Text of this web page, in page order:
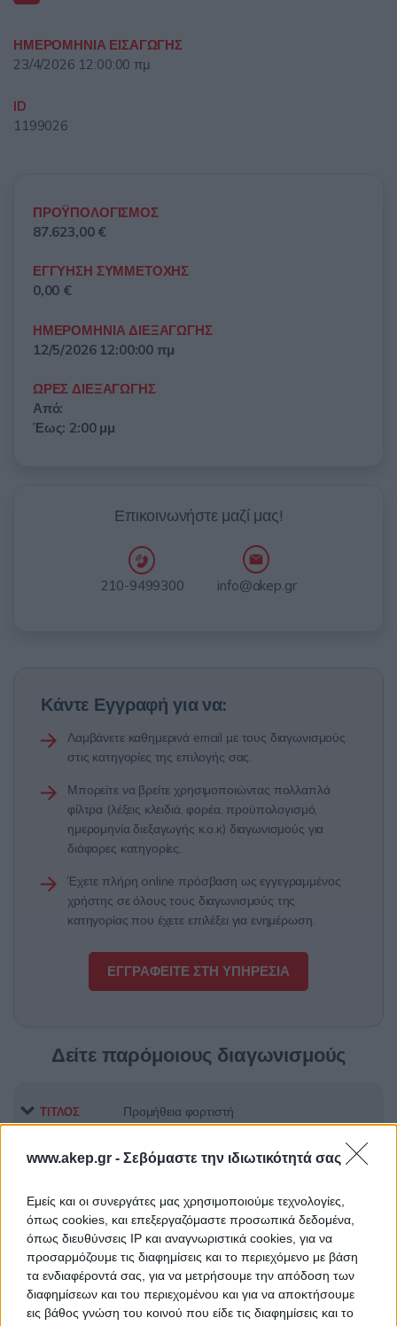
www.akep.gr - Σεβόμαστε την ιδιωτικότητά σας
Εμείς και οι συνεργάτες μας χρησιμοποιούμε τεχνολογίες,
όπως cookies, και επεξεργαζόμαστε προσωπικά δεδομένα,
όπως διευθύνσεις IP και αναγνωριστικά cookies, για να
προσαρμόζουμε τις διαφημίσεις και το περιεχόμενο με βάση
τα ενδιαφέροντά σας, για να μετρήσουμε την απόδοση των
διαφημίσεων και του περιεχομένου και για να αποκτήσουμε
εις βάθος γνώση του κοινού που είδε τις διαφημίσεις και το
ΗΜΕΡΟΜΗΝΙΑ ΕΙΣΑΓΩΓΗΣ
23/4/2026 12:00:00 πμ
ID
1199026
ΠΡΟΫΠΟΛΟΓΙΣΜΟΣ
87.623,00 €
ΕΓΓΥΗΣΗ ΣΥΜΜΕΤΟΧΗΣ
0,00 €
ΗΜΕΡΟΜΗΝΙΑ ΔΙΕΞΑΓΩΓΗΣ
12/5/2026 12:00:00 πμ
ΩΡΕΣ ΔΙΕΞΑΓΩΓΗΣ
Από:
Έως: 2:00 μμ
Επικοινωνήστε μαζί μας!
210-9499300 info@akep.gr
Κάντε Εγγραφή για να:
Λαμβάνετε καθημερινά email με τους διαγωνισμούς
στις κατηγορίες της επιλογής σας.
Μπορείτε να βρείτε χρησιμοποιώντας πολλαπλά
φίλτρα (λέξεις κλειδιά, φορέα, προϋπολογισμό,
ημερομηνία διεξαγωγής κ.ο.κ) διαγωνισμούς για
διάφορες κατηγορίες.
Έχετε πλήρη online πρόσβαση ως εγγεγραμμένος
χρήστης σε όλους τους διαγωνισμούς της
κατηγορίας που έχετε επιλέξει για ενημέρωση.
ΕΓΓΡΑΦΕΙΤΕ ΣΤΗ ΥΠΗΡΕΣΙΑ
Δείτε παρόμοιους διαγωνισμούς
ΤΙΤΛΟΣ Προμήθεια φορτιστή
ΤΙΤΛΟΣ
ΠΑΡΟΧΗ ΥΠΗΡΕΣΙΩΝ
ΑΠΟΛΥΜΑΝΣΗΣ /
ΜΙΚΡΟΒΙΟΚΤΟΝΙΑΣ,
ΑΠΕΝΤΟΜΩΣΗΣ / ΜΥΟΚΤΟΝΙΑΣ